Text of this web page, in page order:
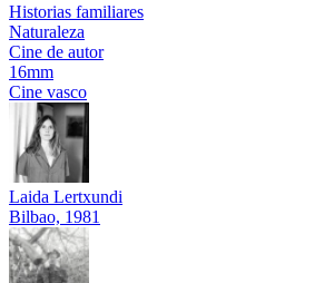
Historias familiares
Naturaleza
Cine de autor
16mm
Cine vasco
Laida Lertxundi
Bilbao, 1981